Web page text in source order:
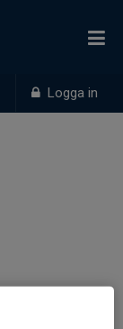
Logga in